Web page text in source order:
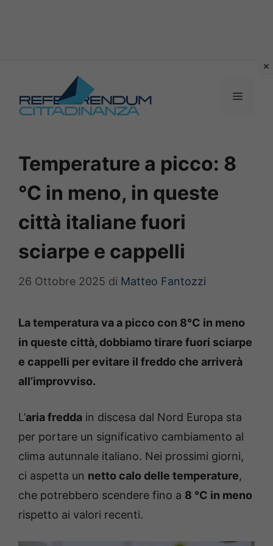
contenuto
MENU
Temperature a picco: 8
°C in meno, in queste
città italiane fuori
sciarpe e cappelli
26 Ottobre 2025 di Matteo Fantozzi
La temperatura va a picco con 8°C in meno
in queste città, dobbiamo tirare fuori sciarpe
e cappelli per evitare il freddo che arriverà
all’improvviso.
L’aria fredda in discesa dal Nord Europa sta
per portare un significativo cambiamento al
clima autunnale italiano. Nei prossimi giorni,
ci aspetta un netto calo delle temperature,
che potrebbero scendere fino a 8 °C in meno
rispetto ai valori recenti.